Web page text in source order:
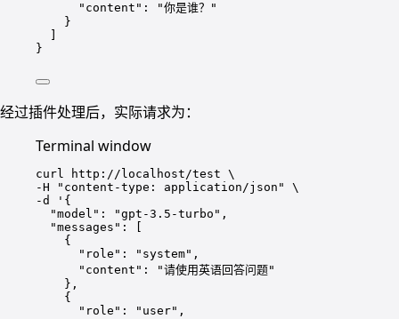
"content": "你是谁？"
}
}
经过插件处理后，实际请求为：
Terminal window
curl http://localhost/test \
-H
"content-type: application/json"
\
-d
'{
"model": "gpt-3.5-turbo",
"messages": [
{
"role": "system",
"content": "请使用英语回答问题"
},
{
"role": "user",